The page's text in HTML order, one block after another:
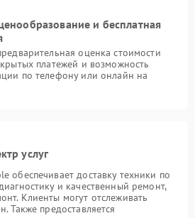
и бесплатная
оценка стоимости
платежей и возможность
по телефону или онлайн на
услуг
обеспечивает доставку техники по
и качественный ремонт,
Клиенты могут отслеживать
Также предоставляется